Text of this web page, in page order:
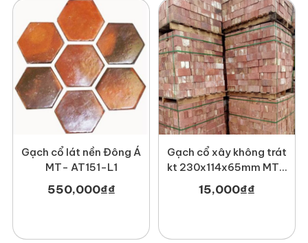
Gạch cổ lát nền Đông Á
MT- AT151-L1
550,000₫₫
Gạch cổ xây không trát
kt 230x114x65mm MT-
15,000₫₫